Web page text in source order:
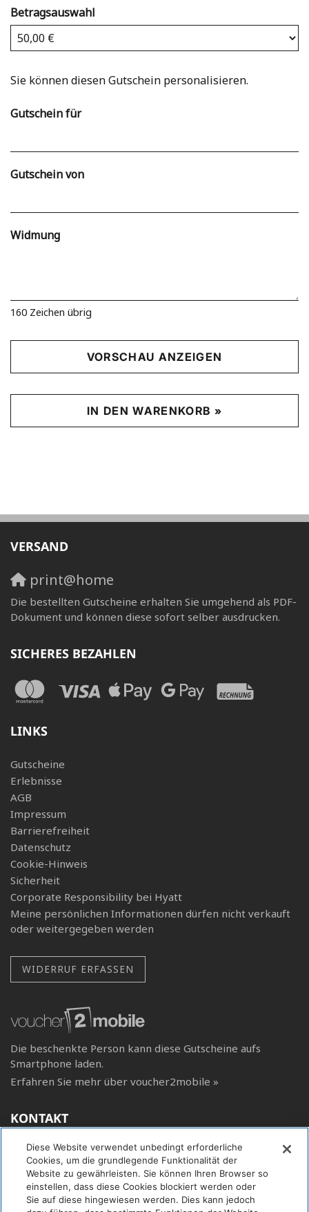
Betragsauswahl
Sie können diesen Gutschein personalisieren.
Gutschein für
Gutschein von
Widmung
160 Zeichen übrig
VORSCHAU ANZEIGEN
IN DEN WARENKORB »
VERSAND
print@home
Die bestellten Gutscheine erhalten Sie umgehend als PDF-
Dokument und können diese sofort selber ausdrucken.
SICHERES BEZAHLEN
LINKS
Gutscheine
Erlebnisse
AGB
Impressum
Barrierefreiheit
Datenschutz
Cookie-Hinweis
Sicherheit
Corporate Responsibility bei Hyatt
Meine persönlichen Informationen dürfen nicht verkauft
oder weitergegeben werden
WIDERRUF ERFASSEN
Die beschenkte Person kann diese Gutscheine aufs
Smartphone laden.
Erfahren Sie mehr über voucher2mobile »
KONTAKT
Andaz Munich Schwabinger Tor
Leopoldstrasse 170
80804 München
Diese Website verwendet unbedingt erforderliche
Cookies, um die grundlegende Funktionalität der
Website zu gewährleisten. Sie können Ihren Browser so
einstellen, dass diese Cookies blockiert werden oder
Sie auf diese hingewiesen werden. Dies kann jedoch